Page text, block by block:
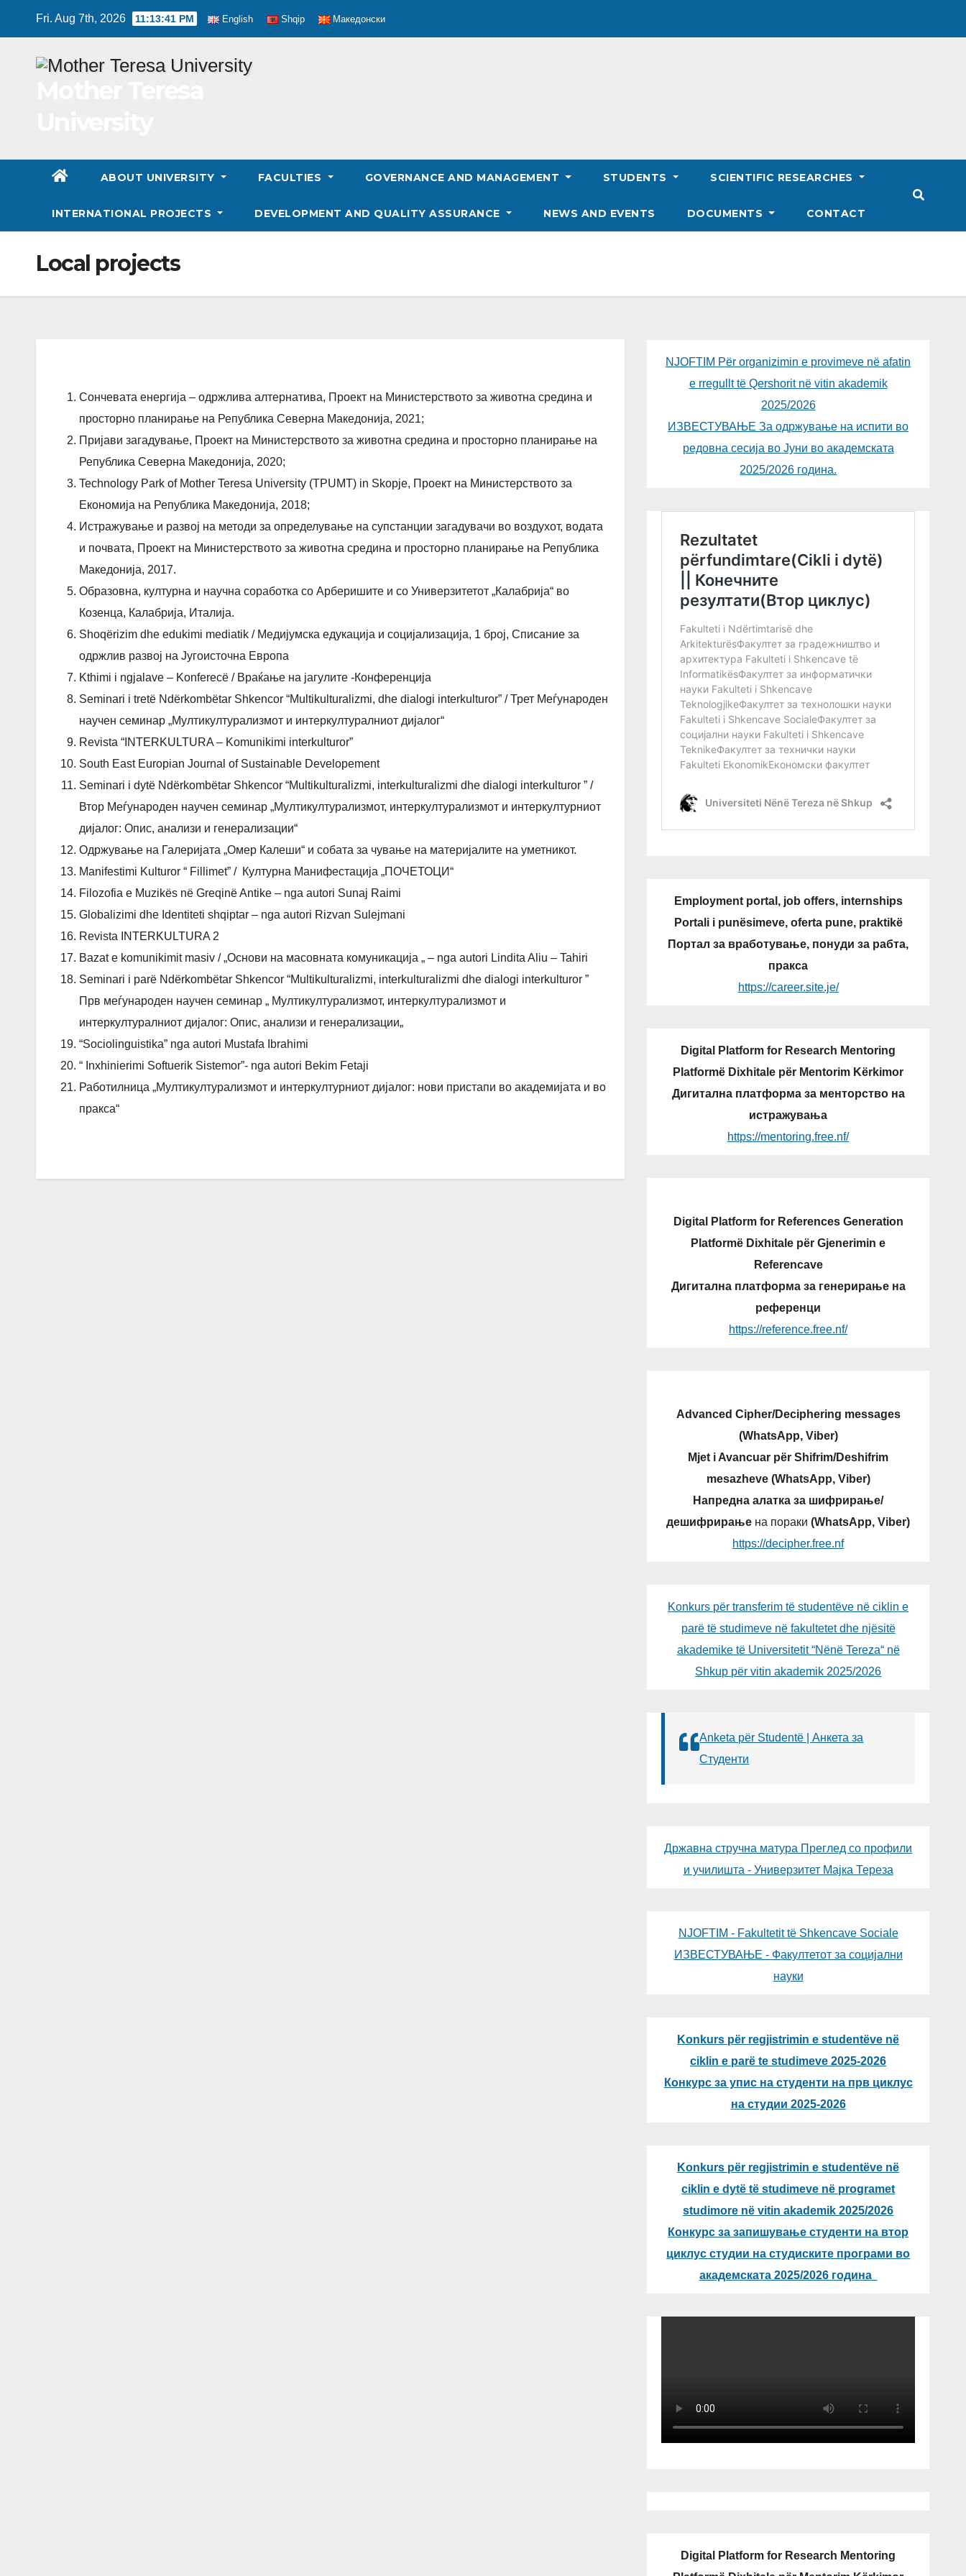
Fri. Aug 7th, 2026 11:13:41 PM English Shqip Македонски
ABOUT UNIVERSITY FACULTIES GOVERNANCE AND MANAGEMENT STUDENTS SCIENTIFIC RESEARCHES
INTERNATIONAL PROJECTS DEVELOPMENT AND QUALITY ASSURANCE NEWS AND EVENTS DOCUMENTS CONTACT
Local projects
Сончевата енергија – одржлива алтернатива, Проект на Министерството за животна средина и
просторно планирање на Република Северна Македонија, 2021;
Пријави загадување, Проект на Министерството за животна средина и просторно планирање на
Република Северна Македонија, 2020;
Technology Park of Mother Teresa University (TPUMT) in Skopje, Проект на Министерството за
Економија на Република Македонија, 2018;
Истражување и развој на методи за определување на супстанции загадувачи во воздухот, водата
и почвата, Проект на Министерството за животна средина и просторно планирање на Република
Македонија, 2017.
Образовна, културна и научна соработка со Арберишите и со Универзитетот „Калабрија“ во
Козенца, Калабрија, Италија.
Shoqërizim dhe edukimi mediatik / Медијумска едукација и социјализација, 1 број, Списание за
одржлив развој на Југоисточна Европа
Kthimi i ngjalave – Konferecë / Враќање на јагулите -Конференција
Seminari i tretë Ndërkombëtar Shkencor “Multikulturalizmi, dhe dialogi interkulturor” / Трет Меѓународен
научен семинар „Мултикултурализмот и интеркултуралниот дијалог“
Revista “INTERKULTURA – Komunikimi interkulturor”
South East Europian Journal of Sustainable Developement
Seminari i dytë Ndërkombëtar Shkencor “Multikulturalizmi, interkulturalizmi dhe dialogi interkulturor ” /
Втор Меѓународен научен семинар „Мултикултурализмот, интеркултурализмот и интеркултурниот
дијалог: Опис, анализи и генерализации“
Одржување на Галеријата „Омер Калеши“ и собата за чување на материјалите на уметникот.
Manifestimi Kulturor “ Fillimet” / Културна Манифестација „ПОЧЕТОЦИ“
Filozofia e Muzikës në Greqinë Antike – nga autori Sunaj Raimi
Globalizimi dhe Identiteti shqiptar – nga autori Rizvan Sulejmani
Revista INTERKULTURA 2
Bazat e komunikimit masiv / „Основи на масовната комуникација „ – nga autori Lindita Aliu – Tahiri
Seminari i parë Ndërkombëtar Shkencor “Multikulturalizmi, interkulturalizmi dhe dialogi interkulturor ”
Прв меѓународен научен семинар „ Мултикултурализмот, интеркултурализмот и
интеркултуралниот дијалог: Опис, анализи и генерализации„
“Sociolinguistika” nga autori Mustafa Ibrahimi
“ Inxhinierimi Softuerik Sistemor”- nga autori Bekim Fetaji
Работилница „Мултикултурализмот и интеркултурниот дијалог: нови пристапи во академијата и во
пракса“
NJOFTIM Për organizimin e provimeve në afatin
e rregullt të Qershorit në vitin akademik
2025/2026
ИЗВЕСТУВАЊЕ За одржување на испити во
редовна сесија во Јуни во академската
2025/2026 година.
Employment portal, job offers, internships
Portali i punësimeve, oferta pune, praktikë
Портал за вработување, понуди за рабта,
пракса
https://career.site.je/
Digital Platform for Research Mentoring
Platformë Dixhitale për Mentorim Kërkimor
Дигитална платформа за менторство на
истражувања
https://mentoring.free.nf/
Digital Platform for References Generation
Platformë Dixhitale për Gjenerimin e
Referencave
Дигитална платформа за генерирање на
референци
https://reference.free.nf/
Advanced Cipher/Deciphering messages
(WhatsApp, Viber)
Mjet i Avancuar për Shifrim/Deshifrim
mesazheve (WhatsApp, Viber)
Напредна алатка за шифрирање/
дешифрирање на пораки(WhatsApp, Viber)
https://decipher.free.nf
Konkurs për transferim të studentëve në ciklin e
parë të studimeve në fakultetet dhe njësitë
akademike të Universitetit “Nënë Tereza“ në
Shkup për vitin akademik 2025/2026
Anketa për Studentë | Анкета за
Студенти
Државна стручна матура Преглед со профили
и училишта - Универзитет Мајка Тереза
NJOFTIM - Fakultetit të Shkencave Sociale
ИЗВЕСТУВАЊЕ - Факултетот за социјални
науки
Konkurs për regjistrimin e studentëve në
ciklin e parë te studimeve 2025-2026
Конкурс за упис на студенти на прв циклус
на студии 2025-2026
Konkurs për regjistrimin e studentëve në
ciklin e dytë të studimeve në programet
studimore në vitin akademik 2025/2026
Конкурс за запишување студенти на втор
циклус студии на студиските програми во
академската 2025/2026 година
Digital Platform for Research Mentoring